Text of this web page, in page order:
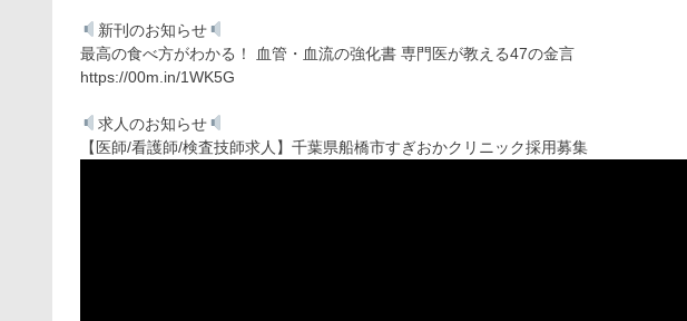
新刊のお知らせ
最高の食べ方がわかる！ 血管・血流の強化書 専門医が教える47の金言
https://00m.in/1WK5G
求人のお知らせ
【医師/看護師/検査技師求人】千葉県船橋市すぎおかクリニック採用募集